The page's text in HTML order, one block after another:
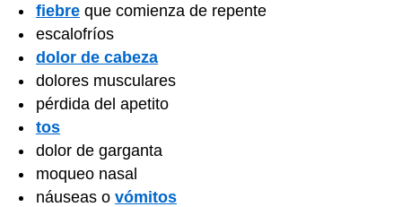
fiebre que comienza de repente
escalofríos
dolor de cabeza
dolores musculares
pérdida del apetito
tos
dolor de garganta
moqueo nasal
náuseas o vómitos